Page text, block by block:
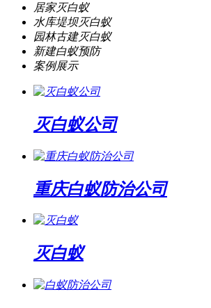
居家灭白蚁
水库堤坝灭白蚁
园林古建灭白蚁
新建白蚁预防
案例展示
灭白蚁公司
重庆白蚁防治公司
灭白蚁